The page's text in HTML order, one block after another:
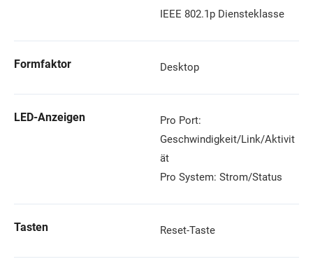
IEEE 802.1p Diensteklasse
Formfaktor Desktop
LED-Anzeigen
Pro Port:
Geschwindigkeit/Link/Aktivit
ät
Pro System: Strom/Status
Tasten Reset-Taste